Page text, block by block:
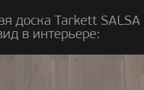
доска Tarkett
в интерьере: